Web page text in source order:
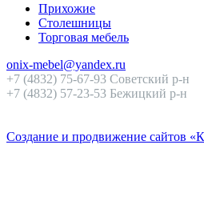
Прихожие
Столешницы
Торговая мебель
onix-mebel@yandex.ru
+7 (4832) 75-67-93 Советский р-н
+7 (4832) 57-23-53 Бежицкий р-н
Создание и продвижение сайтов